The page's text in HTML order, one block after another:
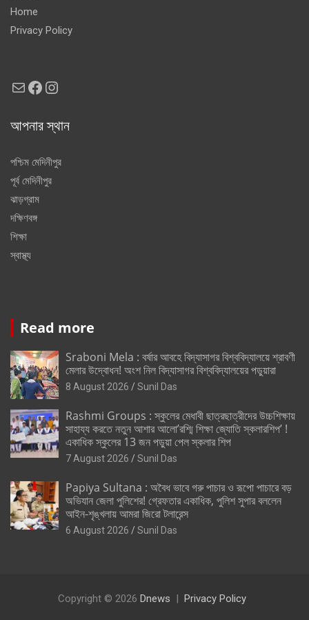
Home
Privacy Policy
MailFacebook
Instagram
আপনার স্থান
পশ্চিম মেদিনীপুর
পূর্ব মেদিনীপুর
ঝাড়গ্রাম
দক্ষিণবঙ্গ
শিক্ষা
স্বাস্থ্য
Read more
Sraboni Mela : বর্ষার আবহে বিদ্যাসাগর বিশ্ববিদ্যালয়ে শ্রাবণী
মেলার উদ্বোধন! অংশ নিল বিদ্যাসাগর বিশ্ববিদ্যালয়ের পড়ুয়ারা
8 August 2026 Sunil Das
Rashmi Groups : স্কুলের মেধাবী ছাত্রছাত্রীদের উচ্চশিক্ষায়
সাহায্য করতে নতুন আশার আলো’রশ্মি শিক্ষা জ্যোতি স্কলারশিপ’ !
একাধিক স্কুলের 13 জন পড়ুয়া পেল স্কলার শিপ
7 August 2026 Sunil Das
Papiya Sultana : অবৈধ ভাবে গরু পাচার ও রূপো পাচারে বড়
অভিযান জেলা পুলিশের! গ্রেফতার একাধিক, পুলিশ সুপার বললেন
আইন-শৃঙ্খলায় আমরা জিরো টলারেন্স
6 August 2026 Sunil Das
Copyright © 2026 Dnews Privacy Policy